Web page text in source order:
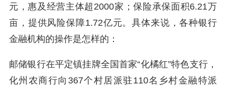
元，惠及经营主体超2000家；保险承保面积6.21万
亩，提供风险保障1.72亿元。具体来说，各种银行
金融机构的操作是怎样的：
邮储银行在平定镇挂牌全国首家“化橘红”特色支行，
化州农商行向367个村居派驻110名乡村金融特派